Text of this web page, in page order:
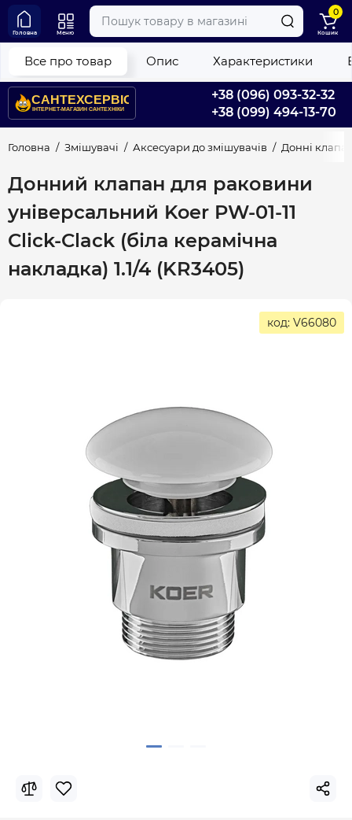
+38 (096) 093-32-32
+38 (099) 494-13-70
Головна Меню
0
Кошик
Головна Змішувачі Аксесуари до змішувачів Донні
Донний клапан для раковини
універсальний Koer PW-01-11
Click-Clack (біла керамічна
накладка) 1.1/4 (KR3405)
Все про товар Опис Характеристики
код: V66080